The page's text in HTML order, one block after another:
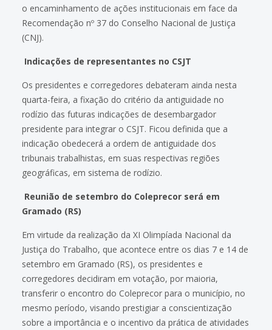
o encaminhamento de ações institucionais em face da
Recomendação nº 37 do Conselho Nacional de Justiça
(CNJ).
Indicações de representantes no CSJT
Os presidentes e corregedores debateram ainda nesta
quarta-feira, a fixação do critério da antiguidade no
rodízio das futuras indicações de desembargador
presidente para integrar o CSJT. Ficou definida que a
indicação obedecerá a ordem de antiguidade dos
tribunais trabalhistas, em suas respectivas regiões
geográficas, em sistema de rodízio.
Reunião de setembro do Coleprecor será em
Gramado (RS)
Em virtude da realização da XI Olimpíada Nacional da
Justiça do Trabalho, que acontece entre os dias 7 e 14 de
setembro em Gramado (RS), os presidentes e
corregedores decidiram em votação, por maioria,
transferir o encontro do Coleprecor para o município, no
mesmo período, visando prestigiar a conscientização
sobre a importância e o incentivo da prática de atividades